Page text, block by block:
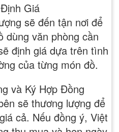
Giá
sẽ đến tận nơi để
dùng văn phòng cần
định giá dựa trên tình
của từng món đồ.
và Ký Hợp Đồng
sẽ thương lượng để
cả. Nếu đồng ý, Việt